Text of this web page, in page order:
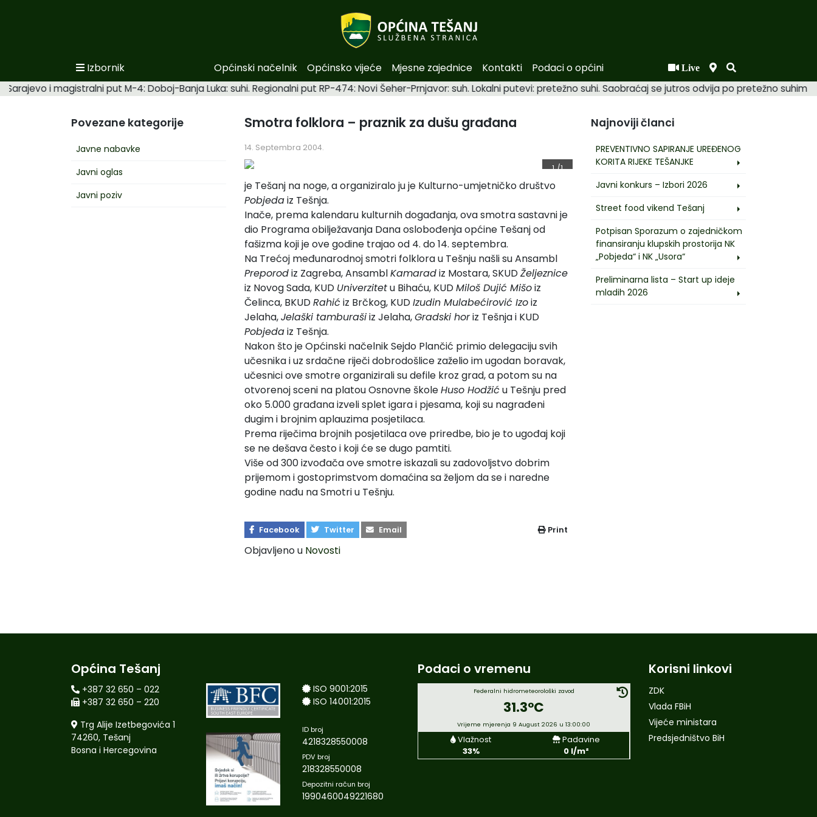
Izbornik Općinski načelnik Općinsko vijeće Mjesne zajednice Kontakti Podaci o općini Live
Podaci o Općini
Općinski načelnik
Općinsko vijeće
i magistralni put M-4: Doboj-Banja Luka: suhi. Regionalni put RP-474: Novi Šeher-Prnjavor: suh. Lokalni putevi: pretežno suhi. Saobraćaj se jutros odvija po pretežno
Povezane kategorije
Javne nabavke
Javni oglas
Javni poziv
Smotra folklora – praznik za dušu građana
14. Septembra 2004.
1 /1
je Tešanj na noge, a organiziralo ju je Kulturno-umjetničko društvo
Pobjedaiz Tešnja.
Inače, prema kalendaru kulturnih događanja, ova smotra sastavni je
dio Programa obilježavanja Dana oslobođenja općine Tešanj od
fašizma koji je ove godine trajao od 4. do 14. septembra.
Na Trećoj međunarodnoj smotri folklora u Tešnju našli su Ansambl
Preporodiz Zagreba, AnsamblKamaradiz Mostara, SKUDŽeljeznice
iz Novog Sada, KUD Univerzitetu Bihaću, KUDMiloš Dujić Mišoiz
Čelinca, BKUDRahićiz Brčkog, KUDIzudin Mulabećirović Izoiz
Jelaha,Jelaški tamburašiiz Jelaha,Gradski horiz Tešnja i KUD
Pobjedaiz Tešnja.
Nakon što je Općinski načelnik Sejdo Plančić primio delegaciju svih
učesnika i uz srdačne riječi dobrodošlice zaželio im ugodan boravak,
učesnici ove smotre organizirali su defile kroz grad, a potom su na
otvorenoj sceni na platou Osnovne školeHuso Hodžiću Tešnju pred
oko 5.000 građana izveli splet igara i pjesama, koji su nagrađeni
dugim i brojnim aplauzima posjetilaca.
Prema riječima brojnih posjetilaca ove priredbe, bio je to ugođaj koji
se ne dešava često i koji će se dugo pamtiti.
Više od 300 izvođača ove smotre iskazali su zadovoljstvo dobrim
prijemom i gostoprimstvom domaćina sa željom da se i naredne
godine nađu na Smotri u Tešnju.
Facebook Twitter Email Print
Objavljeno u Novosti
Najnoviji članci
PREVENTIVNO SAPIRANJE UREĐENOG
KORITA RIJEKE TEŠANJKE
Javni konkurs – Izbori 2026
Street food vikend Tešanj
Potpisan Sporazum o zajedničkom
finansiranju klupskih prostorija NK
„Pobjeda“ i NK „Usora“
Preliminarna lista – Start up ideje
mladih 2026
Općina Tešanj
+387 32 650 – 022
+387 32 650 – 220
Trg Alije Izetbegovića 1
74260, Tešanj
Bosna i Hercegovina
ISO 9001:2015
ISO 14001:2015
ID broj
4218328550008
PDV broj
218328550008
Depozitni račun broj
1990460049221680
Podaci o vremenu
Federalni hidrometeorološki zavod
31.3°C
Vrijeme mjerenja 9 August 2026 u 13:00:00
Vlažnost
33%
Padavine
0 l/m²
Korisni linkovi
ZDK
Vlada FBiH
Vijeće ministara
Predsjedništvo BiH